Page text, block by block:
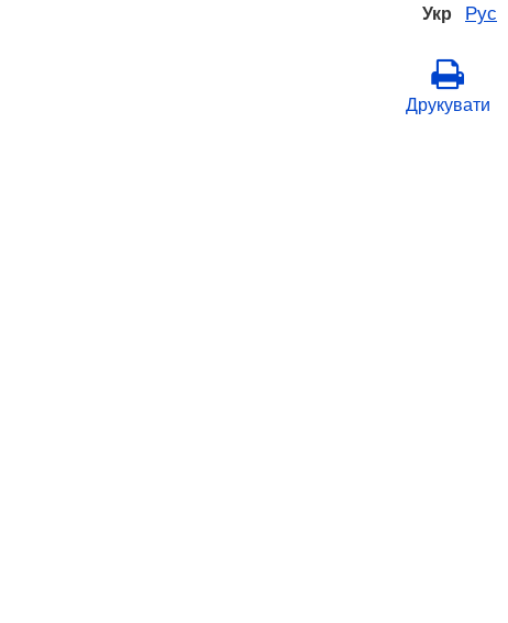
Укр Рус
Друкувати